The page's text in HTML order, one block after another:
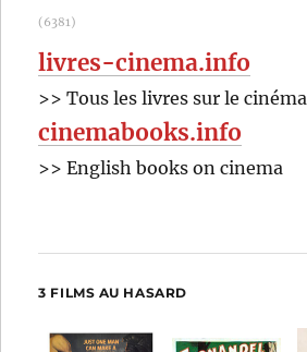
(6381)
livres-cinema.info
>> Tous les livres sur le cinéma
cinemabooks.info
>> English books on cinema
3 FILMS AU HASARD